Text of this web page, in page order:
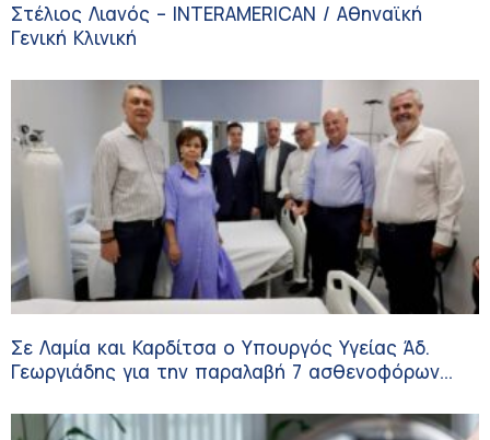
Στέλιος Λιανός – INTERAMERICAN / Αθηναϊκή
Γενική Κλινική
Σε Λαμία και Καρδίτσα ο Υπουργός Υγείας Άδ.
Γεωργιάδης για την παραλαβή 7 ασθενοφόρων